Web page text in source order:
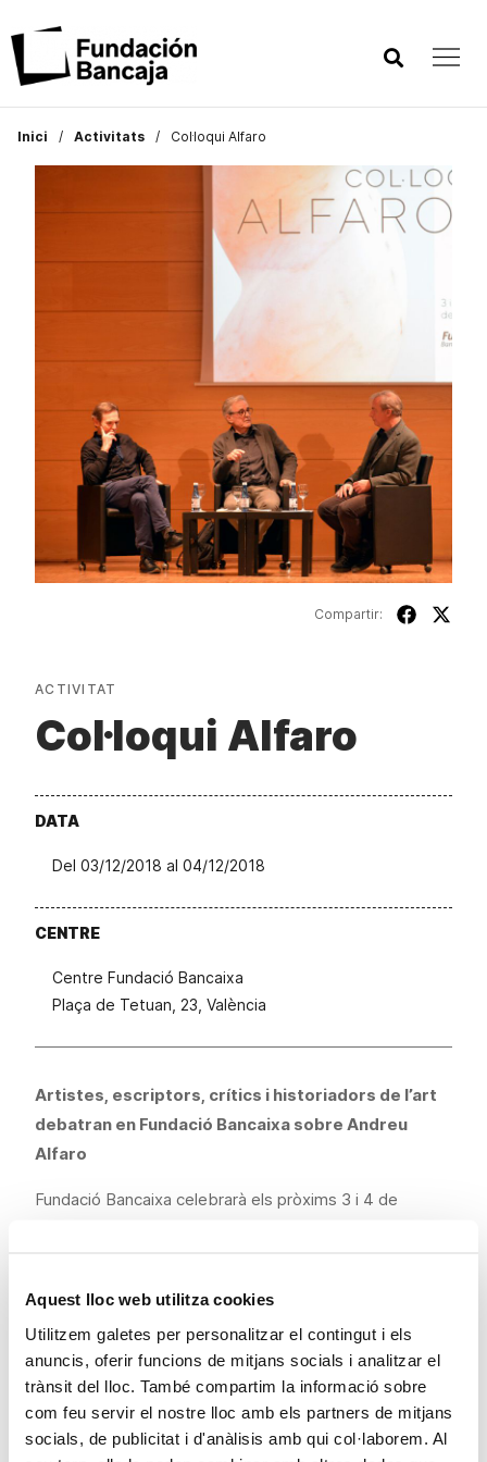
Aquest lloc web utilitza cookies
Utilitzem galetes per personalitzar el contingut i els
anuncis, oferir funcions de mitjans socials i analitzar el
trànsit del lloc. També compartim la informació sobre
com feu servir el nostre lloc amb els partners de mitjans
socials, de publicitat i d'anàlisis amb qui col·laborem. Al
Inici Activitats Col·loqui Alfaro
Compartir:
ACTIVITAT
Col·loqui Alfaro
DATA
Del 03/12/2018 al 04/12/2018
CENTRE
Centre Fundació Bancaixa
Plaça de Tetuan, 23, València
Artistes, escriptors, crítics i historiadors de l’art
debatran en Fundació Bancaixa sobre Andreu
Alfaro
Fundació Bancaixa celebrarà els pròxims 3 i 4 de
l’escultor des de les seues primeres peces a la fi dels
anys 50 fins a les seues últimes creacions en la
transició al segle XXI.
Les jornades, coordinades pels comissaris de